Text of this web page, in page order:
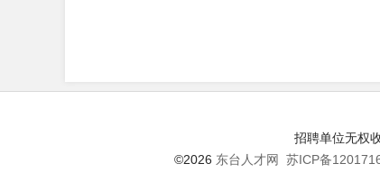
招聘单位无权
©2026 东台人才网 苏ICP备